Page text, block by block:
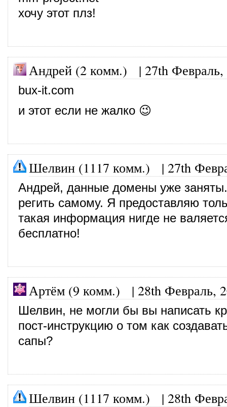
хочу этот плз!
Андрей (2 комм.) | 27th Февраль,
bux-it.com
и этот если не жалко 😉
Шелвин (1117 комм.) | 27th
Андрей, данные домены уже
регить самому. Я предоставляю
такая информация нигде не
бесплатно!
Артём (9 комм.) | 28th Февраль,
Шелвин, не могли бы вы написать
пост-инструкцию о том как
сапы?
Шелвин (1117 комм.) | 28th